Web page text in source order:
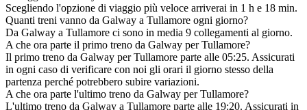
Scegliendo l'opzione di viaggio più veloce arriverai in 1 h e 18 min.
Quanti treni vanno da Galway a Tullamore ogni giorno?
Da Galway a Tullamore ci sono in media 9 collegamenti al giorno.
A che ora parte il primo treno da Galway per Tullamore?
Il primo treno da Galway per Tullamore parte alle 05:25. Assicurati
in ogni caso di verificare con noi gli orari il giorno stesso della
partenza perché potrebbero subire variazioni.
A che ora parte l'ultimo treno da Galway per Tullamore?
L'ultimo treno da Galway a Tullamore parte alle 19:20. Assicurati in